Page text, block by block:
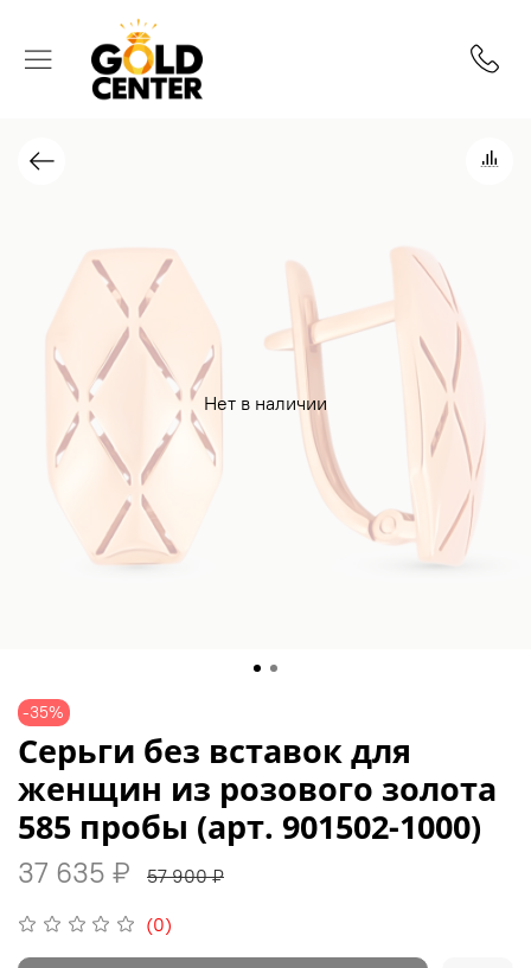
Нет в наличии
-35%
(0)
Серьги без вставок для
женщин из розового золота
585 пробы (арт. 901502-1000)
37 635 ₽ 57 900 ₽